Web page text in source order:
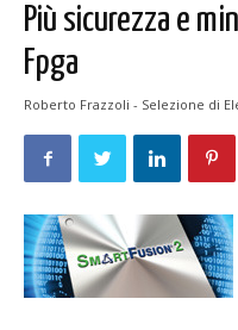
Più sicurezza e
Fpga
Roberto Frazzoli - Selezione di